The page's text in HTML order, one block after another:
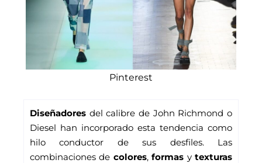
Pinterest
Diseñadores del calibre de John Richmond o
Diesel han incorporado esta tendencia como
hilo conductor de sus desfiles. Las
combinaciones de colores, formas y